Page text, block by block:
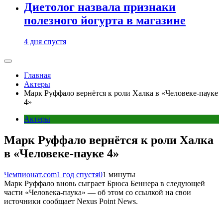
Диетолог назвала признаки
полезного йогурта в магазине
4 дня спустя
Главная
Актеры
Марк Руффало вернётся к роли Халка в «Человеке-пауке
4»
Актеры
Марк Руффало вернётся к роли Халка
в «Человеке-пауке 4»
Чемпионат.com1 год спустя01 минуты
Марк Руффало вновь сыграет Брюса Беннера в следующей
части «Человека-паука» — об этом со ссылкой на свои
источники сообщает Nexus Point News.